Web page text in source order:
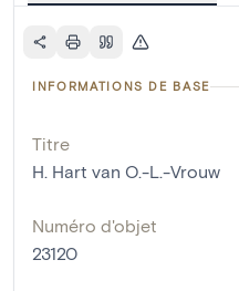
INFORMATIONS DE BASE
Titre
H. Hart van O.-L.-Vrouw
Numéro d'objet
23120